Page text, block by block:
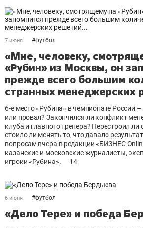
7 июня #футбол
«Мне, человеку,
«Рубин» из Москвы, он
прежде всего большим
странных менеджерских
6-е место «Рубина» в чемпионате России
или провал? Закончился ли конфликт
клуба и главного тренера? Перестроил ли
стоило ли менять то, что давало
вопросам вчера в редакции «БИЗНЕС
казанские и московские журналисты,
игроки «Рубина».
14
6 июня #футбол
«Дело Тере» и победа